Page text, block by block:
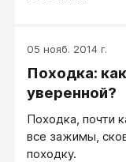
нет. Но я
05 нояб. 2014 г.
Походка:
уверенной?
Походка, почти
все зажимы,
походку.